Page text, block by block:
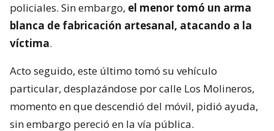
policiales. Sin embargo, el menor tomó un arma
blanca de fabricación artesanal, atacando a la
víctima.
Acto seguido, este último tomó su vehículo
particular, desplazándose por calle Los Molineros,
momento en que descendió del móvil, pidió ayuda,
sin embargo pereció en la vía pública.